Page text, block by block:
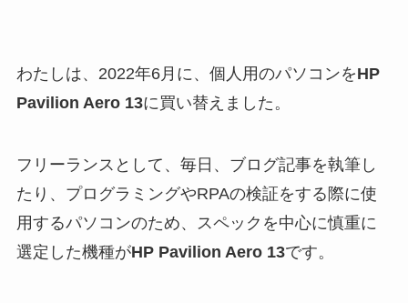
わたしは、2022年6月に、個人用のパソコンをHP
Pavilion Aero 13に買い替えました。
フリーランスとして、毎日、ブログ記事を執筆し
たり、プログラミングやRPAの検証をする際に使
用するパソコンのため、スペックを中心に慎重に
選定した機種がHP Pavilion Aero 13です。